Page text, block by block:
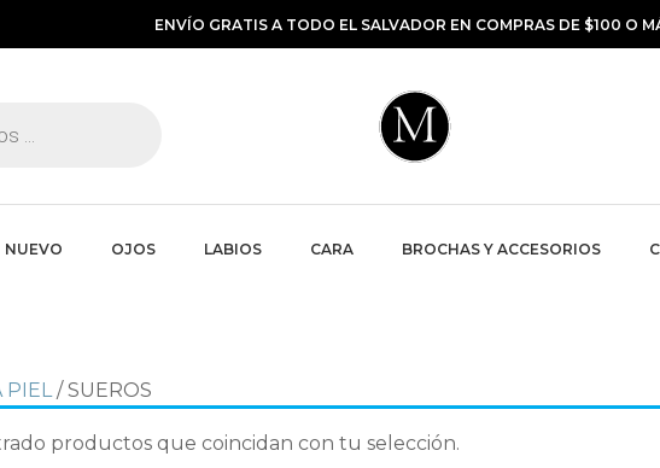
ENVÍO GRATIS A TODO EL SALVADOR EN COMPRAS DE $100 O
NUEVO OJOS LABIOS CARA BROCHAS Y ACCESORIOS
PIEL/ SUEROS
productos que coincidan con tu selección.